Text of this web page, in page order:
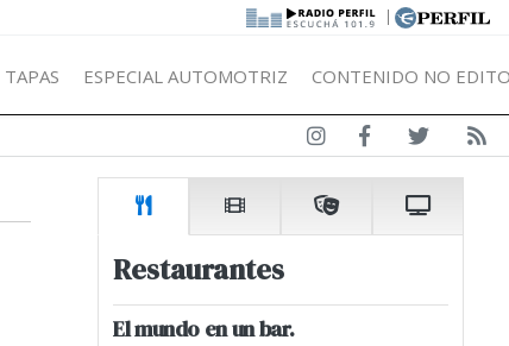
|
TAPAS ESPECIAL AUTOMOTRIZ CONTENIDO NO
Restaurantes
El mundo en un bar.